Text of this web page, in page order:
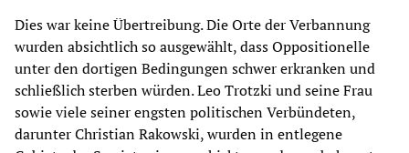
Dies war keine Übertreibung. Die Orte der Verbannung
wurden absichtlich so ausgewählt, dass Oppositionelle
unter den dortigen Bedingungen schwer erkranken und
schließlich sterben würden. Leo Trotzki und seine Frau
sowie viele seiner engsten politischen Verbündeten,
darunter Christian Rakowski, wurden in entlegene